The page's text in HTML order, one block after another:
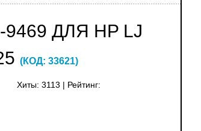
ДЛЯ HP LJ
(КОД: 33621)
Хиты: 3113 Рейтинг: